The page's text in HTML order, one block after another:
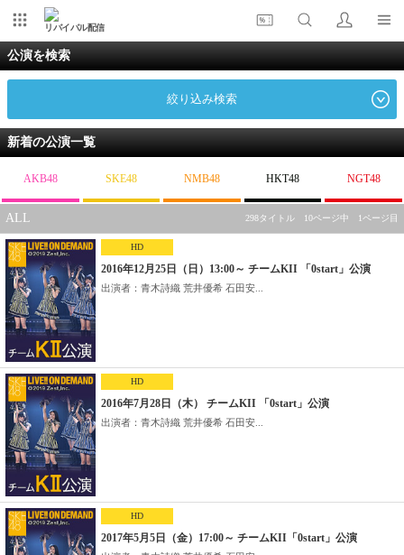
リバイバル配信
公演を検索
絞り込み検索
新着の公演一覧
AKB48 SKE48 NMB48 HKT48 NGT48
ALL 298タイトル 10ページ中 1ページ目
HD
2016年12月25日（日）13:00～ チームKII 「0start」公演
出演者：青木詩織 荒井優希 石田安...
HD
2016年7月28日（木） チームKII 「0start」公演
出演者：青木詩織 荒井優希 石田安...
HD
2017年5月5日（金）17:00～ チームKII「0start」公演